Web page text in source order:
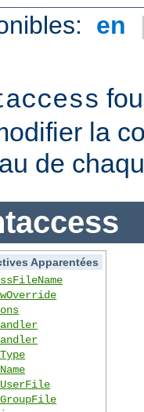
en
la
de
Apparentées